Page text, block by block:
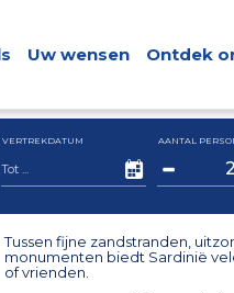
Uw wensen Ontdek
VERTREKDATUM AANTAL
Tussen fijne zandstranden,
monumenten biedt Sardinië
of vrienden.